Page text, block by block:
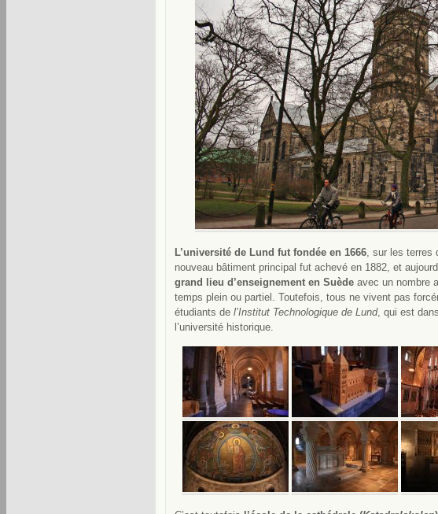
L’université de Lund fut fondée en 1666, sur les terres
nouveau bâtiment principal fut achevé en 1882, et
grand lieu d’enseignement en Suède avec un nombre
temps plein ou partiel. Toutefois, tous ne vivent pas
étudiants de l’Institut Technologique de Lund, qui est
l’université historique.